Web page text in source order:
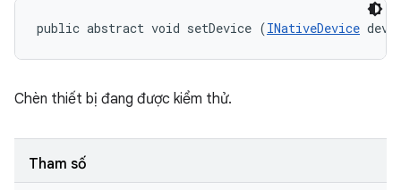
public abstract void setDevice (INativeDevice
Chèn thiết bị đang được kiểm thử.
Tham số